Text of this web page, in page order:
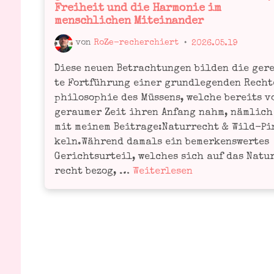
Freiheit und die Harmonie im
menschlichen Miteinander
vonRoZe-recherchiert • 2026.05.19
Die­se neu­en Betrach­tun­gen bil­den die
te Fort­füh­rung einer grund­le­gen­den
phi­lo­so­phie des Müs­sens, wel­che bereits
gerau­mer Zeit ihren Anfang nahm, näm­lich
mit mei­nem Bei­tra­ge:Natur­recht & Wild-
keln.Wäh­rend damals ein bemer­kens­wer­tes
Gerichts­ur­teil, wel­ches sich auf das
recht bezog, … Müs­
Wei­ter­le­sen